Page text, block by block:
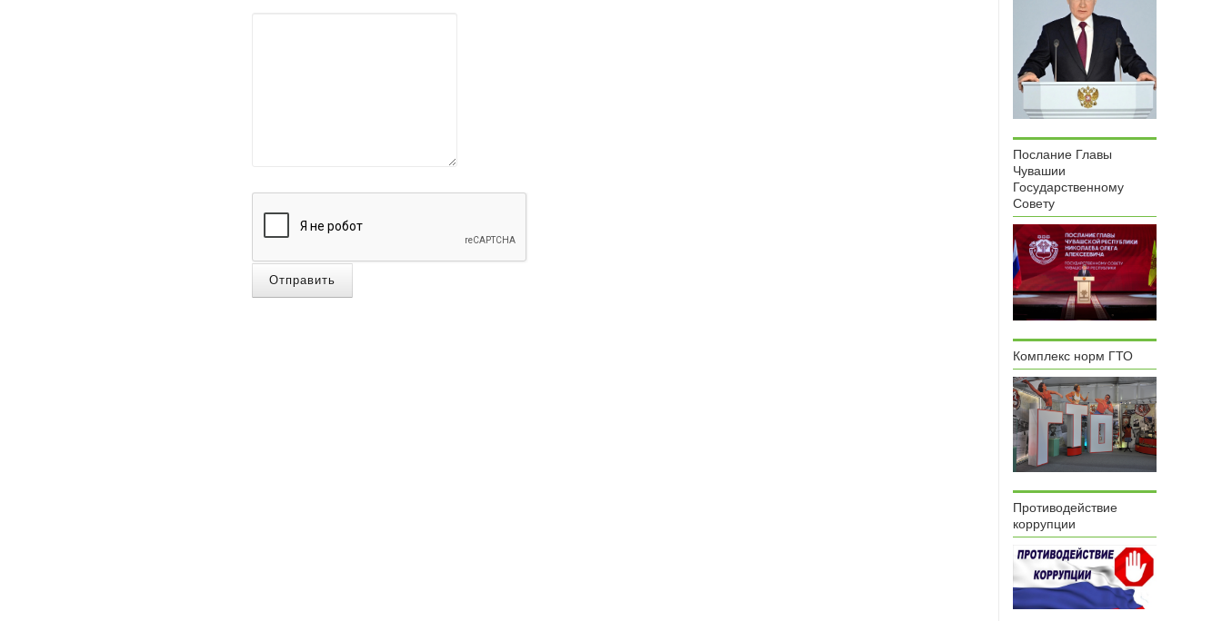
Отправить
Послание Главы
Чувашии
Государственному
Совету
Комплекс норм ГТО
Противодействие
коррупции